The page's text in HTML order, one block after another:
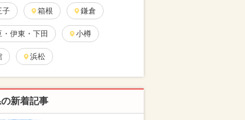
子 箱根 鎌倉
・伊東・下田 小樽
浜松
新着記事